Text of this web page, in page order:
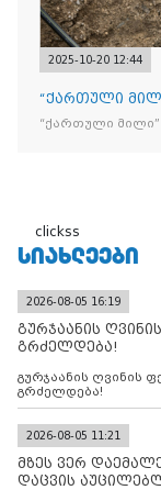
2025-10-20 12:44
“ქართული
“ქართული
clickss
ᲡᲘᲐᲮᲚᲔᲔᲑᲘ
2026-08-05 16:19
გურჯაანის
გრძელდება!
გურჯაანის ღვინის
გრძელდება!
2026-08-05 11:21
მზეს ვერ
დაცვის